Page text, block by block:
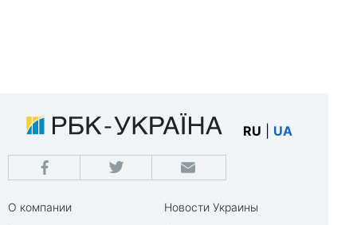
RU UA
О компании
Новости Украины